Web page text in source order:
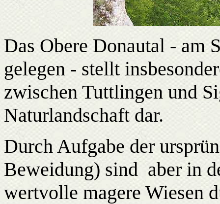
Das Obere Donautal - am
gelegen - stellt
zwischen Tuttlingen und
Naturlandschaft dar.
Durch Aufgabe der
Beweidung) sind aber in
wertvolle magere Wiesen